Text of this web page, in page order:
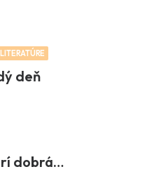
deň
dobrá…